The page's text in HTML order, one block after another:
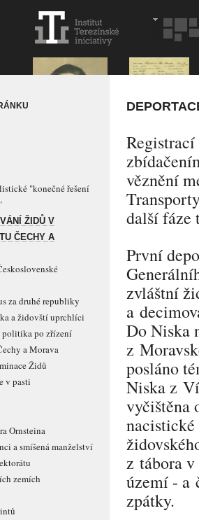
"konečné řešení
ŽIDŮ V
ČECHY A
za druhé republiky
a židovští uprchlíci
politika po zřízení
a Morava
Židů
v pasti
Ornsteina
a smíšená manželství
zemích
věznění
další fáze
První
zvláštní
a
Do Niska
z
posláno
Niska z
vyčištěna
z tábora
území - a
zpátky.